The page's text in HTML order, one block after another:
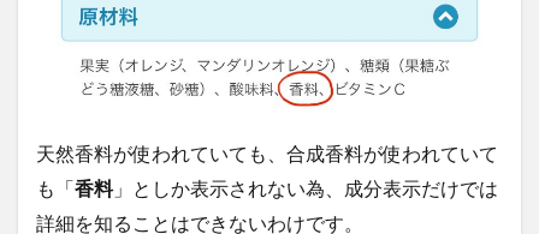
天然香料が使われていても、合成香料が使われていて
も「香料」としか表示されない為、成分表示だけでは
詳細を知ることはできないわけです。